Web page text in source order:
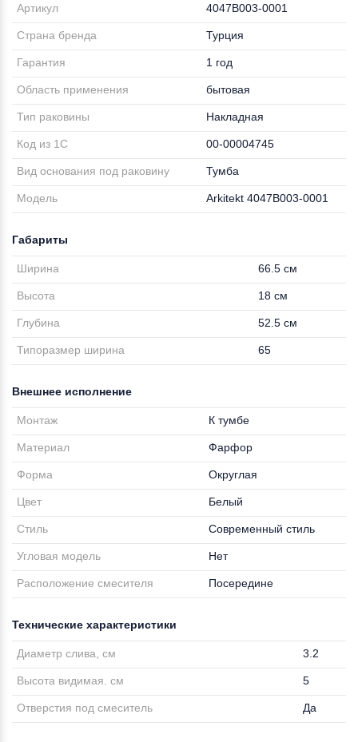
Артикул 4047B003-0001
Страна бренда Турция
Гарантия 1 год
Область применения бытовая
Тип раковины Накладная
Код из 1С 00-00004745
Вид основания под раковину Тумба
Модель Arkitekt 4047B003-0001
Габариты
Ширина 66.5 см
Высота 18 см
Глубина 52.5 см
Типоразмер ширина 65
Внешнее исполнение
Монтаж К тумбе
Материал Фарфор
Форма Округлая
Цвет Белый
Стиль Современный стиль
Угловая модель Нет
Расположение смесителя Посередине
Технические характеристики
Диаметр слива, см 3.2
Высота видимая. см 5
Отверстия под смеситель Да